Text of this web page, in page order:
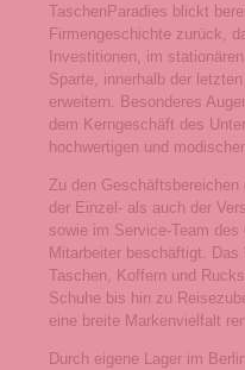
TaschenParadies blickt
Firmengeschichte zurück,
Investitionen, im
Sparte, innerhalb der
erweitern. Besonderes
dem Kerngeschäft des
hochwertigen und
Zu den Geschäftsbereichen
der Einzel- als auch der
sowie im Service-Team
Mitarbeiter beschäftigt.
Taschen, Koffern und
Schuhe bis hin zu
eine breite Markenvielfalt
Durch eigene Lager im